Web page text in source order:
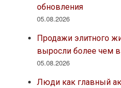
обновления
05.08.2026
Продажи элитного
выросли более чем в
05.08.2026
Люди как главный